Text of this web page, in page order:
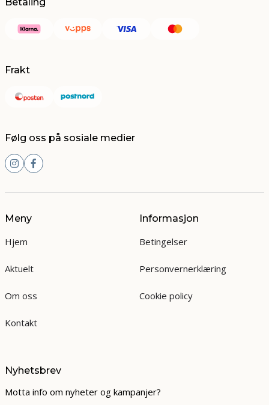
Frakt
Følg oss på sosiale medier
Meny
Hjem
Aktuelt
Om oss
Kontakt
Informasjon
Betingelser
Personvernerklæring
Cookie policy
Nyhetsbrev
Motta info om nyheter og kampanjer?